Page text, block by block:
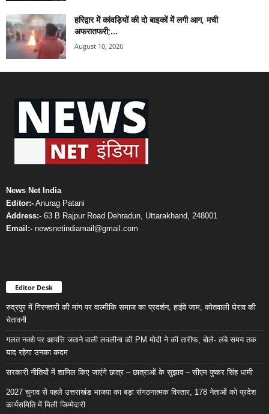
हरिद्वार में कांवड़ियों की दो बाइकों में लगी आग, मची
अफरातफरी;...
August 10, 2026
News Net India
Editor:- Anurag Patani
Address:- 63 B Rajpur Road Dehradun, Uttarakhand, 248001
Email:- newsnetindiamail@gmail.com
Editor Desk
रुद्रपुर में गिरफ्तारी की मांग पर वाल्मीकि समाज का प्रदर्शन, हाईवे जाम; कोतवाली घेराव की
चेतावनी
गलत नक्शे पर आपत्ति जताने वाली लवलीना की PM मोदी ने की तारीफ, बोले- लंबे समय तक
याद रहेगा उनका कदम
सरकारी नीतियों में शामिल किए जाएंगे छात्र – छात्राओं के सुझाव – सीएम पुष्कर सिंह धामी
2027 चुनाव से पहले उत्तराखंड भाजपा का बड़ा संगठनात्मक विस्तार, 178 नेताओं को प्रदेश
कार्यसमिति में मिली जिम्मेदारी